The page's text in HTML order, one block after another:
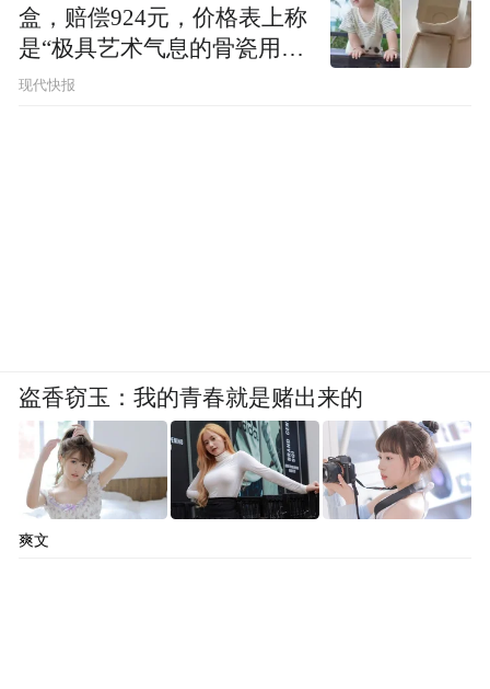
盒，赔偿924元，价格表上称
是“极具艺术气息的骨瓷用
品”
现代快报
盗香窃玉：我的青春就是赌出来的
爽文